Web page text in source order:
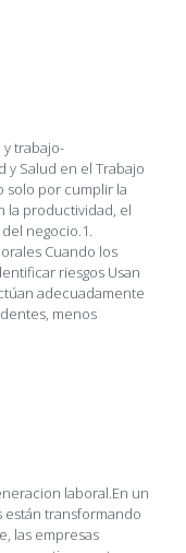
y trabajo-
y Salud en el Trabajo
solo por cumplir la
la productividad, el
negocio.1.
Cuando los
riesgos Usan
adecuadamente
menos
laboral.En un
transformando
las empresas